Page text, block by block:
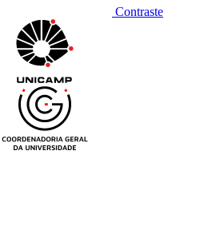
Contraste